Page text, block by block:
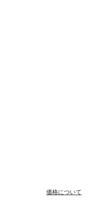
価格について